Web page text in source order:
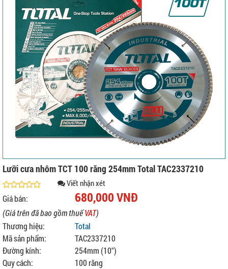
Lưỡi cưa nhôm TCT 100 răng 254mm Total TAC2337210
Viết nhận xét
Giá bán: 680,000 VNĐ
(Giá trên đã bao gồm thuếVAT)
Thương hiệu:
Total
Mã sản phẩm:
TAC2337210
Đường kính:
254mm (10")
Quy cách:
100 răng